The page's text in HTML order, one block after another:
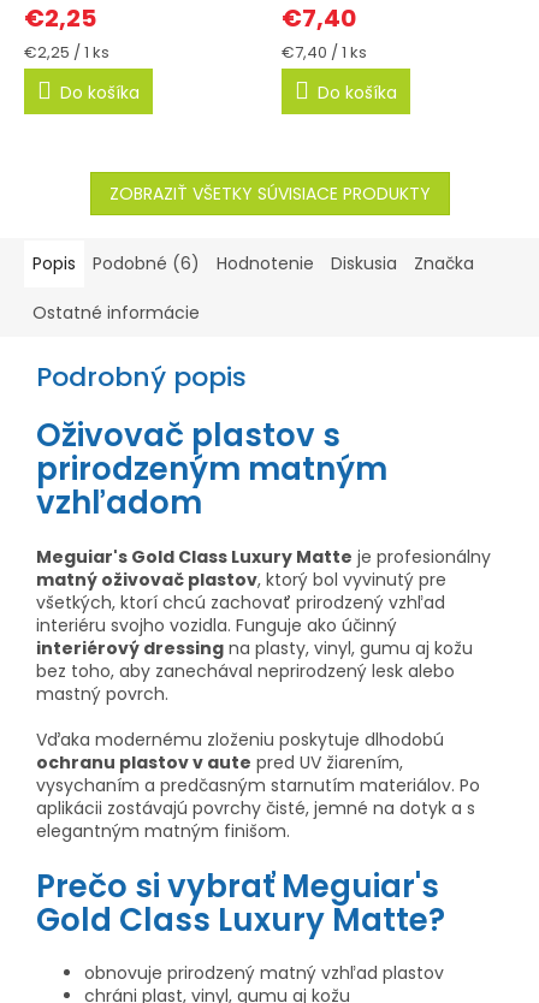
€2,25
Jednotková
cena:
€2,25 / 1 ks
Do košíka
€7,40
Jednotková
cena:
€7,40 / 1 ks
Do košíka
ZOBRAZIŤ VŠETKY SÚVISIACE PRODUKTY
Popis Podobné (6) Hodnotenie Diskusia Značka
Ostatné informácie
Podrobný popis
Oživovač plastov s
prirodzeným matným
vzhľadom
Meguiar's Gold Class Luxury Matte je profesionálny
matný oživovač plastov, ktorý bol vyvinutý pre
všetkých, ktorí chcú zachovať prirodzený vzhľad
interiéru svojho vozidla. Funguje ako účinný
interiérový dressing na plasty, vinyl, gumu aj kožu
bez toho, aby zanechával neprirodzený lesk alebo
mastný povrch.
Vďaka modernému zloženiu poskytuje dlhodobú
ochranu plastov v aute pred UV žiarením,
vysychaním a predčasným starnutím materiálov. Po
aplikácii zostávajú povrchy čisté, jemné na dotyk a s
elegantným matným finišom.
Prečo si vybrať Meguiar's
Gold Class Luxury Matte?
obnovuje prirodzený matný vzhľad plastov
chráni plast, vinyl, gumu aj kožu